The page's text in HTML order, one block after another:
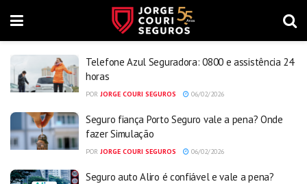
Telefone Azul Seguradora: 0800 e assistência 24
horas
POR JORGE COURI SEGUROS 06/02/2026
Seguro fiança Porto Seguro vale a pena? Onde
fazer Simulação
POR JORGE COURI SEGUROS 06/02/2026
Seguro auto Aliro é confiável e vale a pena?